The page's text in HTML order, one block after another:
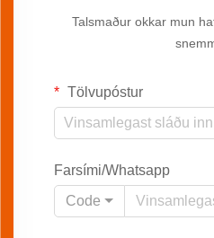
Talsmaður okkar mun
Tölvupóstur
Farsími/Whatsapp
Code